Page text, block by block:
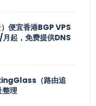
便宜香港BGP VPS
起，免费提供DNS
（路由追
整理